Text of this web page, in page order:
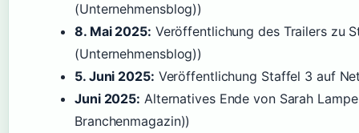
(Unternehmensblog))
8. Mai 2025: Veröffentlichung des Trailers zu
(Unternehmensblog))
5. Juni 2025: Veröffentlichung Staffel 3 auf
Juni 2025: Alternatives Ende von Sarah
Branchenmagazin))